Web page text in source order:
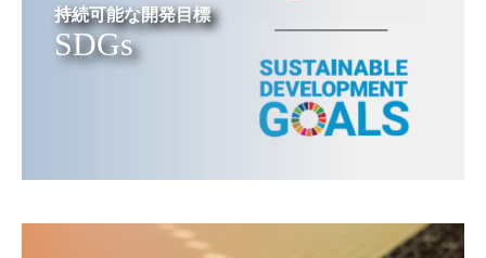
持続可能な開発目標
SDGs